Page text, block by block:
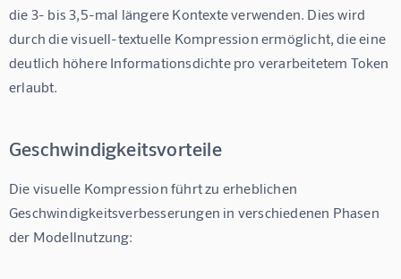
die 3- bis 3,5-mal längere Kontexte verwenden. Dies wird
durch die visuell-textuelle Kompression ermöglicht, die eine
deutlich höhere Informationsdichte pro verarbeitetem Token
erlaubt.
Geschwindigkeitsvorteile
Die visuelle Kompression führt zu erheblichen
Geschwindigkeitsverbesserungen in verschiedenen Phasen
der Modellnutzung: